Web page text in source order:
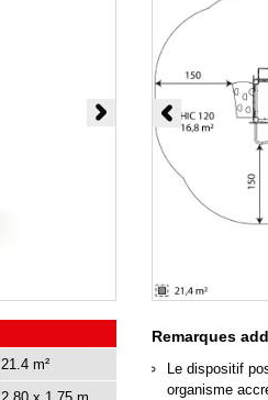
21.4 m²
Remarques
Le dispositif
organisme